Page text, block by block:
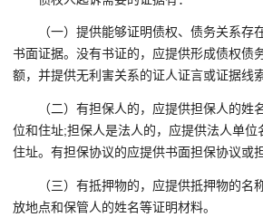
（一）提供能够证明债权、债务关系存
书面证据。没有书证的，应提供形成债权债
额，并提供无利害关系的证人证言或证据线索
（二）有担保人的，应提供担保人的姓
位和住址;担保人是法人的，应提供法人单位
住址。有担保协议的应提供书面担保协议或
（三）有抵押物的，应提供抵押物的名
放地点和保管人的姓名等证明材料。